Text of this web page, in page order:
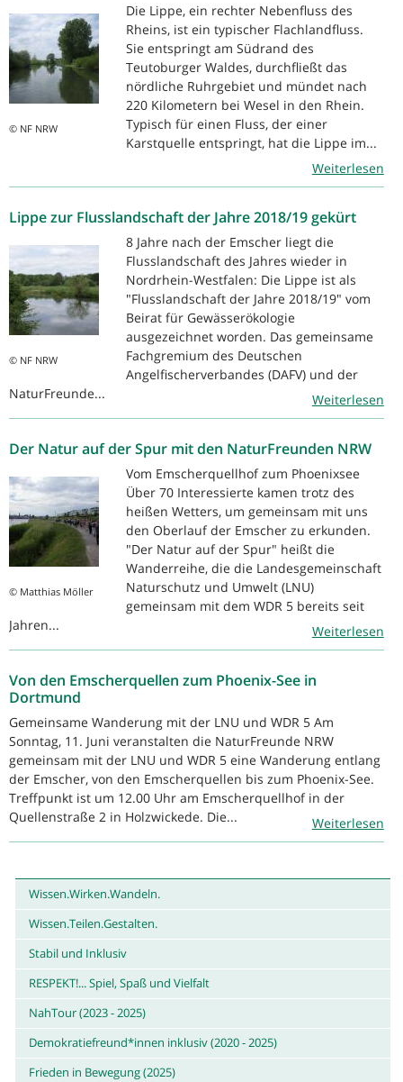
© NF NRW
Die Lippe, ein rechter Nebenfluss des
Rheins, ist ein typischer Flachlandfluss.
Sie entspringt am Südrand des
Teutoburger Waldes, durchfließt das
nördliche Ruhrgebiet und mündet nach
220 Kilometern bei Wesel in den Rhein.
Typisch für einen Fluss, der einer
Karstquelle entspringt, hat die Lippe im...
Weiterlesen
Lippe zur Flusslandschaft der Jahre 2018/19 gekürt
© NF NRW
8 Jahre nach der Emscher liegt die
Flusslandschaft des Jahres wieder in
Nordrhein-Westfalen: Die Lippe ist als
"Flusslandschaft der Jahre 2018/19" vom
Beirat für Gewässerökologie
ausgezeichnet worden. Das gemeinsame
Fachgremium des Deutschen
Angelfischerverbandes (DAFV) und der
NaturFreunde...
Weiterlesen
Der Natur auf der Spur mit den NaturFreunden NRW
© Matthias Möller
Vom Emscherquellhof zum Phoenixsee
Über 70 Interessierte kamen trotz des
heißen Wetters, um gemeinsam mit uns
den Oberlauf der Emscher zu erkunden.
"Der Natur auf der Spur" heißt die
Wanderreihe, die die Landesgemeinschaft
Naturschutz und Umwelt (LNU)
gemeinsam mit dem WDR 5 bereits seit
Jahren...
Weiterlesen
Von den Emscherquellen zum Phoenix-See in
Dortmund
Gemeinsame Wanderung mit der LNU und WDR 5 Am
Sonntag, 11. Juni veranstalten die NaturFreunde NRW
gemeinsam mit der LNU und WDR 5 eine Wanderung entlang
der Emscher, von den Emscherquellen bis zum Phoenix-See.
Treffpunkt ist um 12.00 Uhr am Emscherquellhof in der
Quellenstraße 2 in Holzwickede. Die...
Weiterlesen
Wissen.Wirken.Wandeln.
Wissen.Teilen.Gestalten.
Stabil und Inklusiv
RESPEKT!... Spiel, Spaß und Vielfalt
NahTour (2023 - 2025)
Demokratiefreund*innen inklusiv (2020 - 2025)
Frieden in Bewegung (2025)